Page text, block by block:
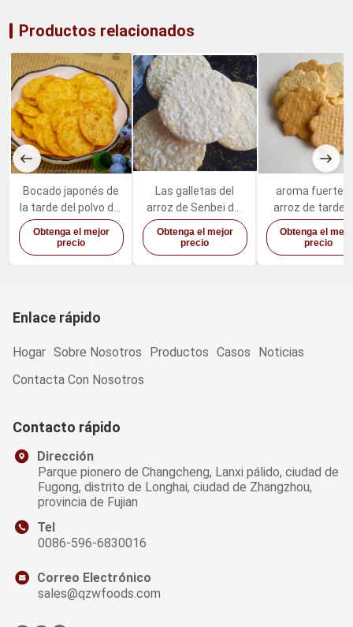
Productos relacionados
Bocado japonés de
la tarde del polvo del
queso de los
bocados de la
galleta del arroz de
Obtenga el mejor
precio
Las galletas del
arroz de Senbei del
sabor del Sweety
cortaron la torta de
arroz blanca como
Obtenga el mejor
precio
aroma fuerte
arroz de tarde
OU de la torta
arroz del
200g del
Obtenga el
precio
Enlace rápido
Hogar Sobre Nosotros Productos Casos
Noticias
Contacta Con Nosotros
Contacto rápido
Dirección
Parque pionero de Changcheng, Lanxi pálido, ciudad de
Fugong, distrito de Longhai, ciudad de Zhangzhou,
provincia de Fujian
Tel
0086-596-6830016
Correo Electrónico
sales@qzwfoods.com